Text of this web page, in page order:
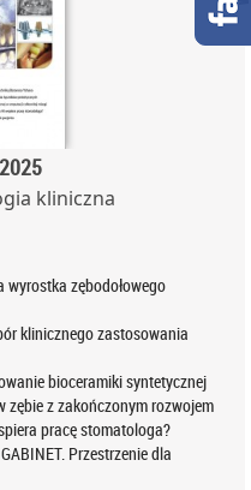
kliniczna
wyrostka zębodołowego
klinicznego zastosowania
bioceramiki syntetycznej
zębie z zakończonym rozwojem
pracę stomatologa?
Przestrzenie dla